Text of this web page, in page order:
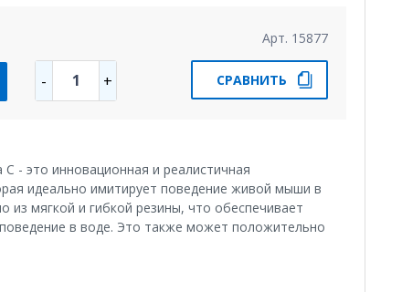
Арт. 15877
- 1 + СРАВНИТЬ
это инновационная и реалистичная
идеально имитирует поведение живой мыши в
из мягкой и гибкой резины, что обеспечивает
в воде. Это также может положительно